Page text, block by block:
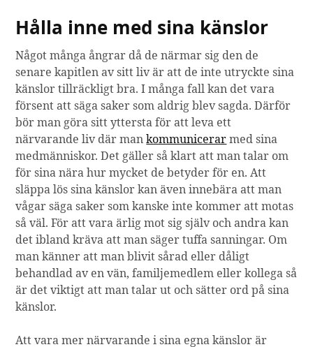
Hålla inne med sina känslor
Något många ångrar då de närmar sig den de
senare kapitlen av sitt liv är att de inte utryckte sina
känslor tillräckligt bra. I många fall kan det vara
försent att säga saker som aldrig blev sagda. Därför
bör man göra sitt yttersta för att leva ett
närvarande liv där mankommunicerarmed sina
medmänniskor. Det gäller så klart att man talar om
för sina nära hur mycket de betyder för en. Att
släppa lös sina känslor kan även innebära att man
vågar säga saker som kanske inte kommer att motas
så väl. För att vara ärlig mot sig själv och andra kan
det ibland kräva att man säger tuffa sanningar. Om
man känner att man blivit sårad eller dåligt
behandlad av en vän, familjemedlem eller kollega så
är det viktigt att man talar ut och sätter ord på sina
känslor.
Att vara mer närvarande i sina egna känslor är